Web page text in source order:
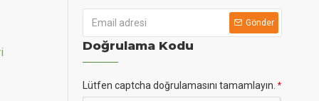
3 seans uygulayın. İlk kullanımda düşük
artırır ve daha etkili tedavi sağlar. Elektrotları her 20-
Gönder
Doğrulama Kodu
Lütfen captcha doğrulamasını tamamlayın.